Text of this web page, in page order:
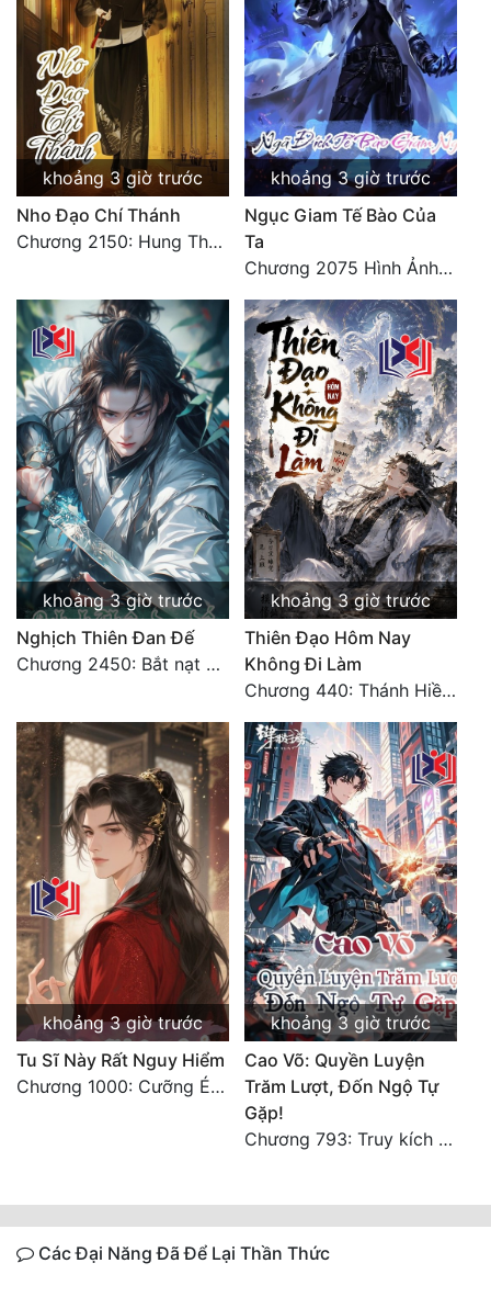
Đẹp Hiệp
Tính Cách Nhân Vật :
Sát Phạt Quyết Đoán
Điềm Đạm
khoảng 3 giờ trước
Nho Đạo Chí Thánh
Chương 2150: Hung Thụ Nhựa Cây
khoảng 3 giờ trước
Ngục Giam Tế Bào Của
Ta
Chương 2075 Hình Ảnh Màu Xám
khoảng 3 giờ trước
Nghịch Thiên Đan Đế
Chương 2450: Bắt nạt kẻ thật thà
khoảng 3 giờ trước
Thiên Đạo Hôm Nay
Không Đi Làm
Chương 440: Thánh Hiền tề tụ, cháy Nguyên Hỏa chủng (3)
khoảng 3 giờ trước
Tu Sĩ Này Rất Nguy Hiểm
Chương 1000: Cưỡng Ép Kẻ Khác
khoảng 3 giờ trước
Cao Võ: Quyền Luyện
Trăm Lượt, Đốn Ngộ Tự
Gặp!
Chương 793: Truy kích (2)
Các Đại Năng Đã Để Lại Thần Thức